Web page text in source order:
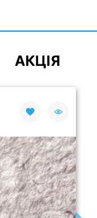
АКЦІЯ